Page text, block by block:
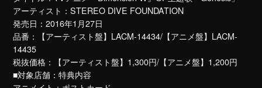
アーティスト：STEREO DIVE FOUNDATION
発売日：2016年1月27日
品番：【アーティスト盤】LACM-14434/【アニメ盤】LACM-
14435
税抜価格：【アーティスト盤】1,300円/【アニメ盤】1,200円
■対象店舗：特典内容